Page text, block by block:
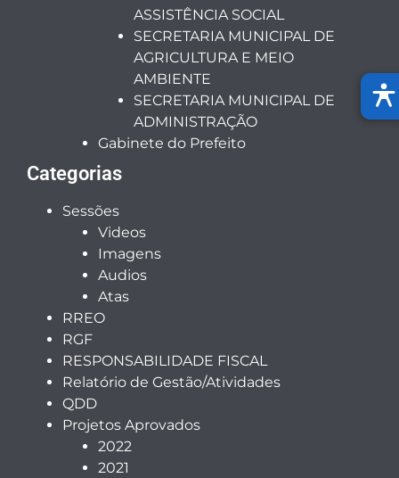
ASSISTÊNCIA SOCIAL
SECRETARIA MUNICIPAL DE
AGRICULTURA E MEIO
AMBIENTE
SECRETARIA MUNICIPAL DE
ADMINISTRAÇÃO
Gabinete do Prefeito
Categorias
Sessões
Videos
Imagens
Audios
Atas
RREO
RGF
RESPONSABILIDADE FISCAL
Relatório de Gestão/Atividades
QDD
Projetos Aprovados
2022
2021